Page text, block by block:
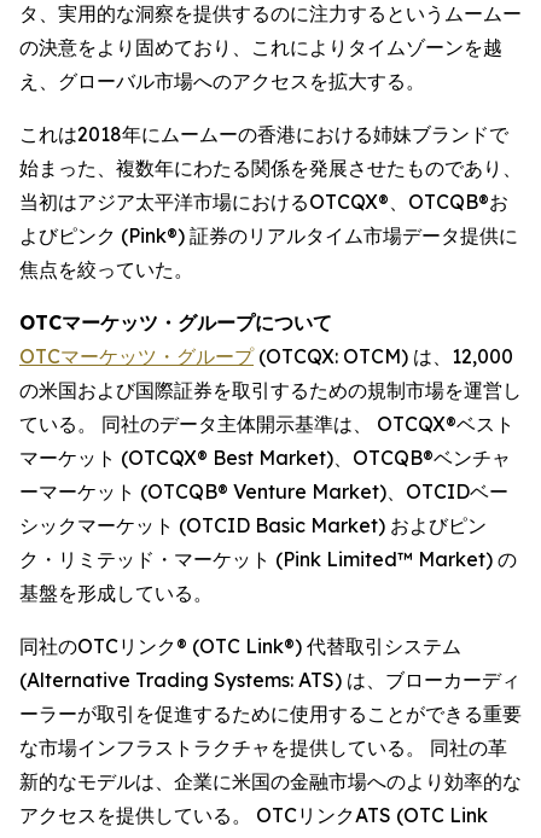
タ、実用的な洞察を提供するのに注力するというムームー
の決意をより固めており、これによりタイムゾーンを越
え、グローバル市場へのアクセスを拡大する。
これは2018年にムームーの香港における姉妹ブランドで
始まった、複数年にわたる関係を発展させたものであり、
当初はアジア太平洋市場におけるOTCQX®、OTCQB®お
よびピンク (Pink®) 証券のリアルタイム市場データ提供に
焦点を絞っていた。
OTCマーケッツ・グループについて
OTCマーケッツ・グループ(OTCQX: OTCM) は、12,000
の米国および国際証券を取引するための規制市場を運営し
ている。 同社のデータ主体開示基準は、 OTCQX®ベスト
マーケット (OTCQX® Best Market)、OTCQB®ベンチャ
ーマーケット (OTCQB® Venture Market)、OTCIDベー
シックマーケット (OTCID Basic Market) およびピン
ク・リミテッド・マーケット (Pink Limited™ Market) の
基盤を形成している。
同社のOTCリンク® (OTC Link®) 代替取引システム
(Alternative Trading Systems: ATS) は、ブローカーディ
ーラーが取引を促進するために使用することができる重要
な市場インフラストラクチャを提供している。 同社の革
新的なモデルは、企業に米国の金融市場へのより効率的な
アクセスを提供している。 OTCリンクATS (OTC Link